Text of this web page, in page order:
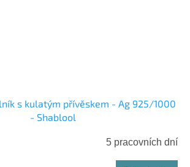
s kulatým přívěskem - Ag 925/1000
- Shablool
5 pracovních dní